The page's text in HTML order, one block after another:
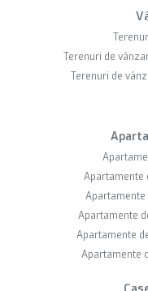
Terenuri de
Terenuri de
Apartamente
Apartamente
Apartamente
Apartamente
Apartamente